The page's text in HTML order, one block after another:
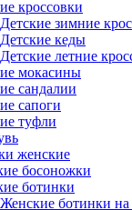
кроссовки
Детские зимние
Детские кеды
Детские летние
мокасины
сандалии
сапоги
туфли
женские
босоножки
ботинки
Женские ботинки